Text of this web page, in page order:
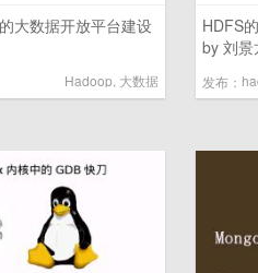
大数据开放平台建设
Hadoop 大数据
HDFS
by 刘景
发布：